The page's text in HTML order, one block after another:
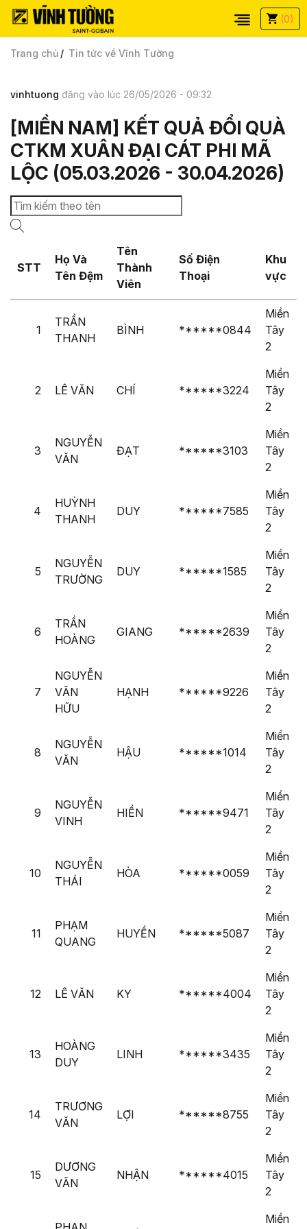
(0)
Trang chủ Tin tức về Vĩnh Tường
vinhtuong đăng vào lúc 26/05/2026 - 09:32
[MIỀN NAM] KẾT QUẢ ĐỔI QUÀ
CTKM XUÂN ĐẠI CÁT PHI MÃ
LỘC (05.03.2026 - 30.04.2026)
STT
Họ Và
Tên Đệm
Tên
Thành
Viên
Số Điện
Thoại
Khu
vực
Tên Đệm
Thành
Thoại
Khu
vực
1
TRẦN
THANH
BÌNH ******0844
Miền
Tây
2
2 LÊ VĂN CHÍ ******3224
Miền
Tây
2
3
NGUYỄN
VĂN
ĐẠT ******3103
Miền
Tây
2
4
HUỲNH
THANH
DUY ******7585
Miền
Tây
2
5
NGUYỄN
TRƯỜNG
DUY ******1585
Miền
Tây
2
6
TRẦN
HOÀNG
GIANG ******2639
Miền
Tây
2
7
NGUYỄN
VĂN
HỮU
HẠNH ******9226
Miền
Tây
2
8
NGUYỄN
VĂN
HẬU ******1014
Miền
Tây
2
9
NGUYỄN
VINH
HIỀN ******9471
Miền
Tây
2
10
NGUYỄN
THÁI
HÒA ******0059
Miền
Tây
2
11
PHẠM
QUANG
HUYỀN ******5087
Miền
Tây
2
12 LÊ VĂN KY ******4004
Miền
Tây
2
13
HOÀNG
DUY
LINH ******3435
Miền
Tây
2
14
TRƯƠNG
VĂN
LỢI ******8755
Miền
Tây
2
15
DƯƠNG
VĂN
NHẬN ******4015
Miền
Tây
2
Miền